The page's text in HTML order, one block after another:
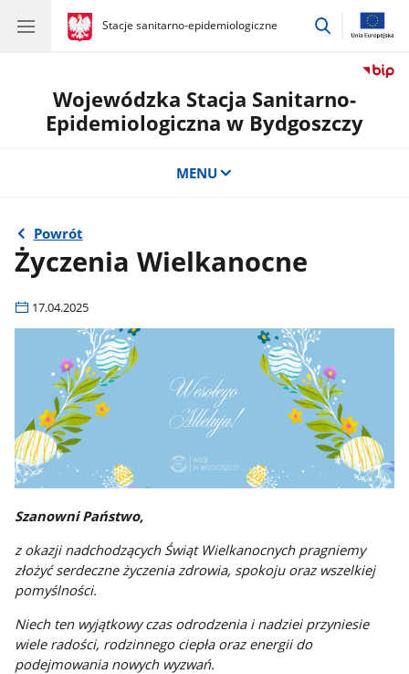
gov.pl
Stacje sanitarno-epidemiologiczne
gov.pl
Stacje
przejdź
Wojewódzka Stacja Sanitarno-
Epidemiologiczna w Bydgoszczy
MENU
Powrót
Życzenia Wielkanocne
17.04.2025
Szanowni Państwo,
z okazji nadchodzących Świąt Wielkanocnych pragniemy
złożyć serdeczne życzenia zdrowia, spokoju oraz wszelkiej
pomyślności.
Niech ten wyjątkowy czas odrodzenia i nadziei przyniesie
wiele radości, rodzinnego ciepła oraz energii do
podejmowania nowych wyzwań.